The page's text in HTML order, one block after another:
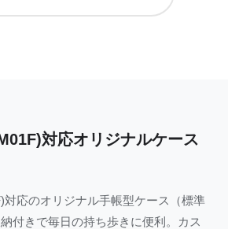
対応オリジナルケース
対応のオリジナル手帳型ケース（標準
付きで毎日の持ち歩きに便利。カス